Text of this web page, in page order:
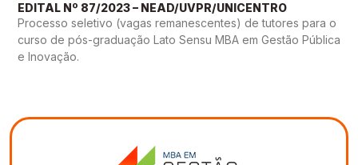
EDITAL Nº 87/2023 – NEAD/UVPR/UNICENTRO
Processo seletivo (vagas remanescentes) de tutores para o
curso de pós-graduação Lato Sensu MBA em Gestão Pública
e Inovação.